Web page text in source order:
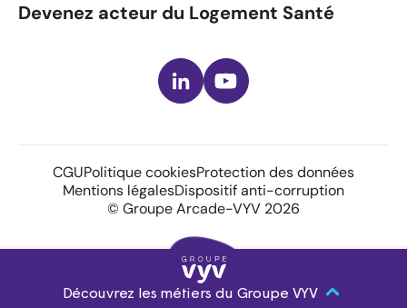
Devenez acteur du Logement Santé
LinkedInYoutube
CGUPolitique cookiesProtection des données
Mentions légalesDispositif anti-corruption
© Groupe Arcade-VYV 2026
Découvrez les métiers du Groupe VYV